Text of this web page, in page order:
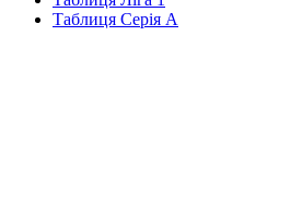
Таблиця Серія А